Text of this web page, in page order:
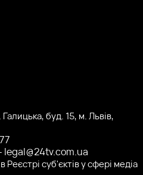
буд. 15, м. Львів,
legal@24tv.com.ua
суб'єктів у сфері медіа